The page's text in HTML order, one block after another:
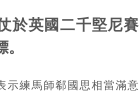
於英國二千堅尼賽
示練馬師郗國思相當滿意